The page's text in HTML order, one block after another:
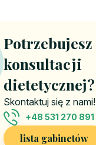
Potrzebujesz
konsultacji
dietetycznej?
Skontaktuj się z nami!
+48 531 270 891
lista gabinetów